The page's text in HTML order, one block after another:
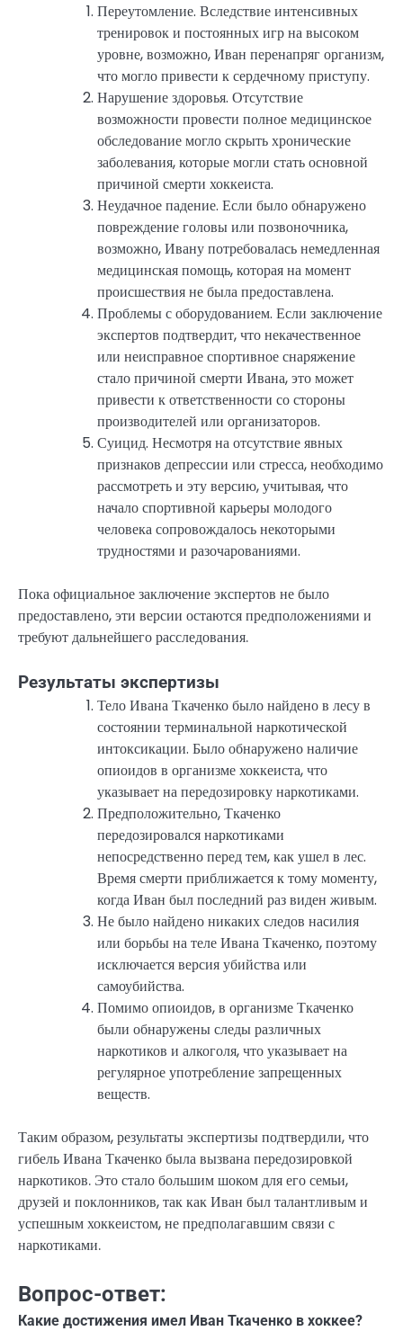
Переутомление. Вследствие интенсивных
тренировок и постоянных игр на высоком
уровне, возможно, Иван перенапряг организм,
что могло привести к сердечному приступу.
Нарушение здоровья. Отсутствие
возможности провести полное медицинское
обследование могло скрыть хронические
заболевания, которые могли стать основной
причиной смерти хоккеиста.
Неудачное падение. Если было обнаружено
повреждение головы или позвоночника,
возможно, Ивану потребовалась немедленная
медицинская помощь, которая на момент
происшествия не была предоставлена.
Проблемы с оборудованием. Если заключение
экспертов подтвердит, что некачественное
или неисправное спортивное снаряжение
стало причиной смерти Ивана, это может
привести к ответственности со стороны
производителей или организаторов.
Суицид. Несмотря на отсутствие явных
признаков депрессии или стресса, необходимо
рассмотреть и эту версию, учитывая, что
начало спортивной карьеры молодого
человека сопровождалось некоторыми
трудностями и разочарованиями.
Пока официальное заключение экспертов не было
предоставлено, эти версии остаются предположениями и
требуют дальнейшего расследования.
Результаты экспертизы
Тело Ивана Ткаченко было найдено в лесу в
состоянии терминальной наркотической
интоксикации. Было обнаружено наличие
опиоидов в организме хоккеиста, что
указывает на передозировку наркотиками.
Предположительно, Ткаченко
передозировался наркотиками
непосредственно перед тем, как ушел в лес.
Время смерти приближается к тому моменту,
когда Иван был последний раз виден живым.
Не было найдено никаких следов насилия
или борьбы на теле Ивана Ткаченко, поэтому
исключается версия убийства или
самоубийства.
Помимо опиоидов, в организме Ткаченко
были обнаружены следы различных
наркотиков и алкоголя, что указывает на
регулярное употребление запрещенных
веществ.
Таким образом, результаты экспертизы подтвердили, что
гибель Ивана Ткаченко была вызвана передозировкой
наркотиков. Это стало большим шоком для его семьи,
друзей и поклонников, так как Иван был талантливым и
успешным хоккеистом, не предполагавшим связи с
наркотиками.
Вопрос-ответ:
Какие достижения имел Иван Ткаченко в хоккее?